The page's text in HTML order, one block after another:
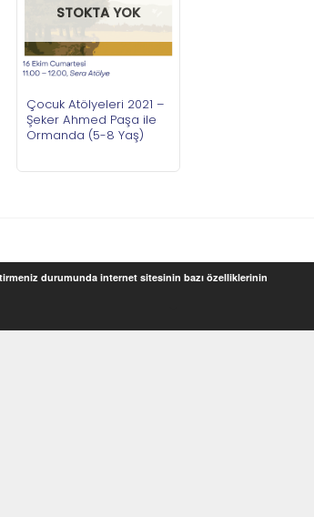
STOKTA YOK
Çocuk Atölyeleri 2021 –
Şeker Ahmed Paşa ile
Ormanda (5-8 Yaş)
durumunda internet sitesinin bazı özelliklerinin